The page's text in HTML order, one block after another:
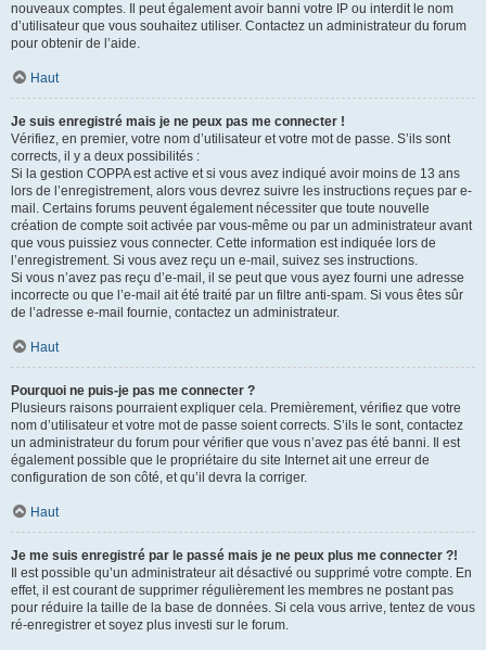
nouveaux comptes. Il peut également avoir banni votre IP ou interdit le nom
d’utilisateur que vous souhaitez utiliser. Contactez un administrateur du forum
pour obtenir de l’aide.
Haut
Je suis enregistré mais je ne peux pas me connecter !
Vérifiez, en premier, votre nom d’utilisateur et votre mot de passe. S’ils sont
corrects, il y a deux possibilités :
Si la gestion COPPA est active et si vous avez indiqué avoir moins de 13 ans
lors de l’enregistrement, alors vous devrez suivre les instructions reçues par e-
mail. Certains forums peuvent également nécessiter que toute nouvelle
création de compte soit activée par vous-même ou par un administrateur avant
que vous puissiez vous connecter. Cette information est indiquée lors de
l’enregistrement. Si vous avez reçu un e-mail, suivez ses instructions.
Si vous n’avez pas reçu d’e-mail, il se peut que vous ayez fourni une adresse
incorrecte ou que l’e-mail ait été traité par un filtre anti-spam. Si vous êtes sûr
de l’adresse e-mail fournie, contactez un administrateur.
Haut
Pourquoi ne puis-je pas me connecter ?
Plusieurs raisons pourraient expliquer cela. Premièrement, vérifiez que votre
nom d’utilisateur et votre mot de passe soient corrects. S’ils le sont, contactez
un administrateur du forum pour vérifier que vous n’avez pas été banni. Il est
également possible que le propriétaire du site Internet ait une erreur de
configuration de son côté, et qu’il devra la corriger.
Haut
Je me suis enregistré par le passé mais je ne peux plus me connecter ?!
Il est possible qu’un administrateur ait désactivé ou supprimé votre compte. En
effet, il est courant de supprimer régulièrement les membres ne postant pas
pour réduire la taille de la base de données. Si cela vous arrive, tentez de vous
ré-enregistrer et soyez plus investi sur le forum.